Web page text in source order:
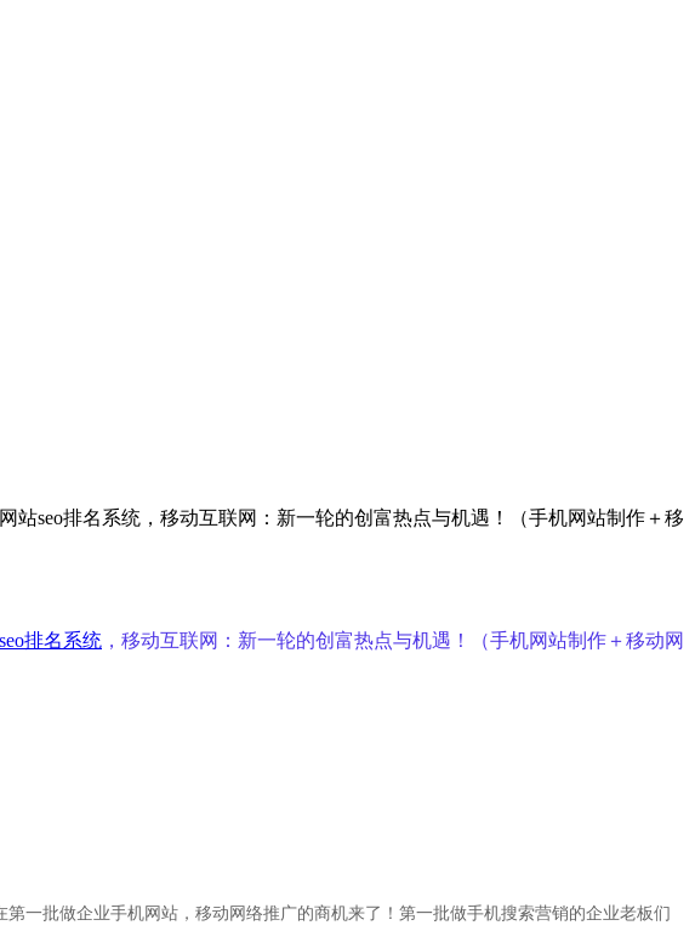
站seo排名系统，移动互联网：新一轮的创富热点与机遇！（手机网站制作＋移
seo排名系统 ，移动互联网：新一轮的创富热点与机遇！（手机网站制作＋移动网
第一批做企业手机网站，移动网络推广的商机来了！ 第一批做手机搜索营销的企业老板们